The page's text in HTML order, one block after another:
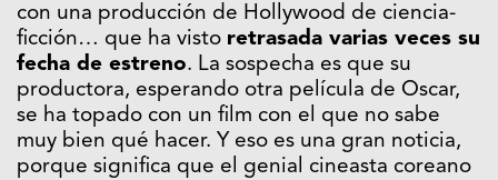
con una producción de Hollywood de ciencia-
ficción… que ha visto retrasada varias veces su
fecha de estreno. La sospecha es que su
productora, esperando otra película de Oscar,
se ha topado con un film con el que no sabe
muy bien qué hacer. Y eso es una gran noticia,
porque significa que el genial cineasta coreano